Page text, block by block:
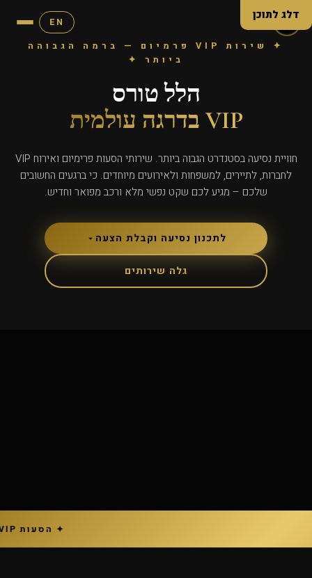
דלג לתוכן
EN
✦ שירות VIP פרמיום — ברמה הגבוהה
ביותר ✦
הלל טורס
VIP בדרגה עולמית
חוויית נסיעה בסטנדרט הגבוה ביותר. שירותי הסעות פרימיום ואירוח VIP
לחברות, לתיירים, למשפחות ולאירועים מיוחדים. כי ברגעים החשובים
שלכם – מגיע לכם שקט נפשי מלא ורכב מפואר וחדיש.
לתכנון נסיעה וקבלת הצעה
גלה שירותים